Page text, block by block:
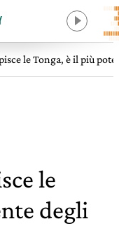
le Tonga, è il più
le
degli